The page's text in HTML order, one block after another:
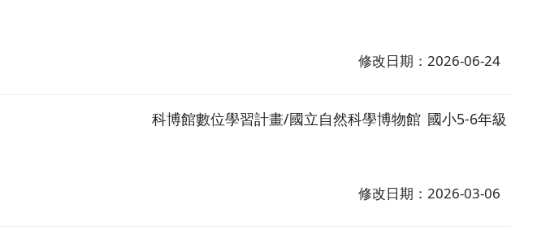
修改日期：2026-06-24
科博館數位學習計畫/國立自然科學博物館 國小5-6年級
修改日期：2026-03-06